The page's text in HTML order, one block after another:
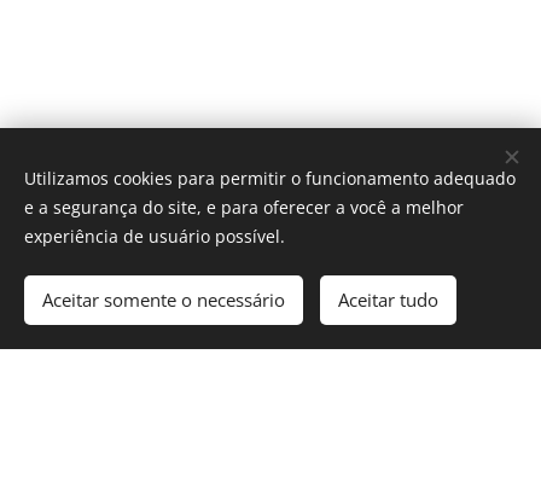
Cookies
Utilizamos cookies para permitir o funcionamento adequado
e a segurança do site, e para oferecer a você a melhor
experiência de usuário possível.
Aceitar somente o necessário Aceitar tudo